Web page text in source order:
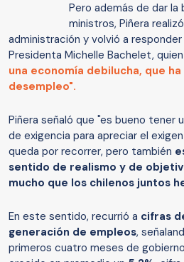
Pero además de dar la
ministros, Piñera
administración y volvió a
Presidenta Michelle Bachelet,
una economía debilucha, que
desempleo".
Piñera señaló que "es bueno tener
de exigencia para apreciar el
queda por recorrer, pero también
sentido de realismo y de
mucho que los chilenos juntos
En este sentido, recurrió a cifras
generación de empleos,
primeros cuatro meses de